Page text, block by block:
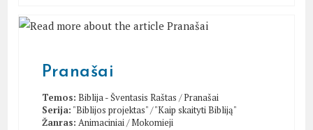
Pranašai
Temos: Biblija - Šventasis Raštas /Pranašai
Serija: "Biblijos projektas"/"Kaip skaityti Bibliją"
Žanras: Animaciniai/Mokomieji